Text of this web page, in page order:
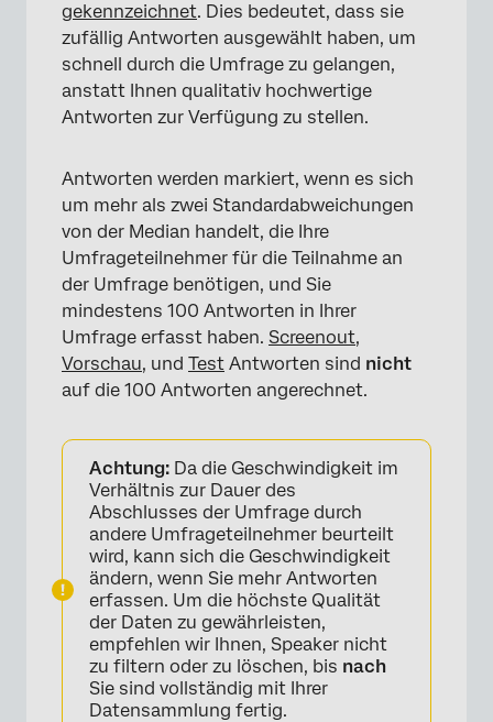
gekennzeichnet. Dies bedeutet, dass sie
zufällig Antworten ausgewählt haben, um
schnell durch die Umfrage zu gelangen,
anstatt Ihnen qualitativ hochwertige
Antworten zur Verfügung zu stellen.
Antworten werden markiert, wenn es sich
um mehr als zwei Standardabweichungen
von der Median handelt, die Ihre
Umfrageteilnehmer für die Teilnahme an
der Umfrage benötigen, und Sie
mindestens 100 Antworten in Ihrer
Umfrage erfasst haben. Screenout,
Vorschau, und Test Antworten sind nicht
auf die 100 Antworten angerechnet.
Achtung: Da die Geschwindigkeit im
Verhältnis zur Dauer des
Abschlusses der Umfrage durch
andere Umfrageteilnehmer beurteilt
wird, kann sich die Geschwindigkeit
ändern, wenn Sie mehr Antworten
erfassen. Um die höchste Qualität
der Daten zu gewährleisten,
empfehlen wir Ihnen, Speaker nicht
zu filtern oder zu löschen, bis nach
Sie sind vollständig mit Ihrer
Datensammlung fertig.